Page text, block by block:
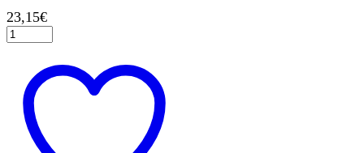
23,15€
Χατζηγιαννάκη
Κουφέτο
Almond
Stracciatella,
1kg
ποσότητα